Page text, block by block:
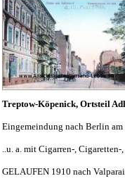
Treptow-Köpenick, Ortsteil
Eingemeindung nach Berlin
..u. a. mit Cigarren-, Cigaretten-
GELAUFEN 1910 nach